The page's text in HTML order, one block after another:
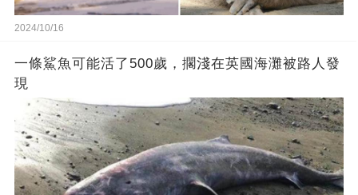
2024/10/16
一條鯊魚可能活了500歲，擱淺在英國海灘被路人發
現